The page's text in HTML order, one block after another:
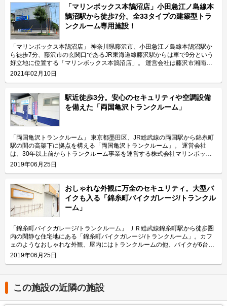
設運営でお客様目線のサポートを提供している会社です。 今回は、株式会
社マリンボックスが運営している「マリンボックスガレージ一之宮5丁目
店」の特長や利用用途などをご紹介致します。 「マリンボックスガレージ
一之宮5丁目店」の特長を教えてください。 「マリンボックスガレージ一之
宮5丁目店」は、電源付きで大型のガレージタイプの収納スペースがあるの
が特長です。 周辺地域は首都高速のインターチェンジがあり、主要地方道
である神奈川県道44号伊勢原藤沢線や神奈川県道47号藤沢平塚線も通って
おり、車社会が形成されています。 「マリンボックスガレージ一之宮5丁目
店」の庫内には電源が付いているため、コンプレッサーなどを用いて車の掃
除ができます。敷地内には水洗トイレも設置されておりますので、作業時間
が長くなってしまった場合などでも便利にご利用頂けます。 主にどんな方
がご利用されているのでしょうか？ 「マリンボックスガレージ一之宮5丁目
店」は高速道路に近いこともあり、建築業者など車での移動が必要な法人の
お客様に多くご利用頂いております。また、「マリンボックスガレージ一之
宮5丁目店」には庫内に電源が付いていて、入口にセコムの防犯カメラを設
置しておりますので、寒川町一之宮や寒川町岡田エリアにお住いのファミリ
ー層のお客様にも駐車場代わりにご利用頂いております。 セキュリティや
安全面について教えてください。 「マリンボックスガレージ一之宮5丁目
店」では、安心して車やバイクなどを収納頂けるように、施設入口にはセコ
ムの防犯カメラを設置し、各庫内にも専用鍵を設置しています。また、庫内
照明と場内照明も設置しており、夜間でも明るく安心してご利用頂けます。
さらに電源付きの庫内で快適に作業を行って頂けるよう、換気扇も設置して
おります。尚、手洗い水道や水洗トイレも設置するなど、お客様により快適
にご利用頂けるよう工夫しています。庫内から直接荷物を搬入できるよう車
付のしやすい敷地ですので、建築業者さんなどの荷物の運搬が必要なお客様
にも便利にご活用頂けます。 費用や契約について教えてください。 「マリ
ンボックスガレージ一之宮5丁目店」の収納スペースは全部で4種類あり、
込）まで幅広くご用意しています。初期費用として契約事務手数料（月額賃
料の1ヶ月分）が掛かります。その他費用として月々の管理費と保証委託料
（月額1,350円（税込））が掛かります。見学の希望や詳細のお問い合わせ
につきましては、LIFULLトランクルームから電話やメールにてご連絡頂け
ます。 編集後記 コンテナの広さもさることながら天井高も特徴的な「マリ
ゲットにしているというお話も聞くことができた。また、そのターゲットに
「マリンボックス本鵠沼店」小田急江ノ島線本
鵠沼駅から徒歩7分。全33タイプの建築型トラ
ンクルーム専用施設！
「マリンボックス本鵠沼店」 神奈川県藤沢市、小田急江ノ島線本鵠沼駅か
ら徒歩7分、藤沢市の玄関口であるJR東海道線藤沢駅からは車で9分という
好立地に位置する「マリンボックス本鵠沼店」。 運営会社は藤沢市湘南台
に本社を構え、湘南エリアを中心に全国でトランクルームを運営する株式会
社マリンボックス。「マリンボックス本鵠沼店」は建築型トランクルーム専
今回は、株式会社マリンボックスが運営している「マリンボックス本鵠沼
店」の特長や利用用途などをご紹介致します。 「マリンボックス本鵠沼
店」の特長を教えてください。 2階建てのトランクルーム専用施設「マリン
ボックス本鵠沼店」には、施設利用者様専用の駐車場があります。また、1
階のガレージタイプのお部屋であれば車で横づけが可能ですので、荷物の出
し入れも簡単に行って頂けます。2階に収納される場合には、お荷物の搬入
サービスもご利用可能ですのでご高齢の方や女性などでも気軽にご利用頂け
ます。また、部屋には棚板とハンガーパイプを設置しておりますので、お客
様のニーズに合わせてご活用ください。 主にどんな方がご利用されている
のでしょうか？ 本鵠沼駅周辺に広がっている住宅街にお住いの方々から多
くご利用いただいております。季節物の洋服や布団、家具家電などの保管場
所としてご利用頂いているケースが目立ちます。周辺に点在している病院ス
タッフによる書類管理などの用途もございます。また、目の前の道を南下す
るとすぐに江の島の海に到着する立地ですので、サーフボードやウェットス
ーツなどのレジャー用品の収納にもお役立ていただいております。 セキュ
リティや安全面について教えてください。 「マリンボックス本鵠沼店」で
は、お客様の大切な荷物を責任をもってお預かりするために、警備保障会社
と契約しております。また、24時間安全・快適に荷物の収納をして頂ける
よう各部屋に専用錠を取り付けていて、入口にもセコムのカードキーを設置
しています。また、施設内には防犯カメラがあり、録画も行っておりますの
で、より安心してご利用頂けます。安全面だけでなく、荷物をお預かりする
環境にも気を配っており、通年温度管理ができる空調設備のほか、湿度管理
の為の換気設備を導入しておりますので、ウェットスーツから衣類や布団、
木製の製品まで様々な物をお預かり頂けます。 費用や契約について教えて
ください。 ご利用金額の価格帯は月額3,660円~40,530円（税込）で、広さ
2021年02月10日
駅近徒歩3分。安心のセキュリティや空調設備
を備えた「両国亀沢トランクルーム」
「両国亀沢トランクルーム」 東京都墨田区、JR総武線の両国駅から錦糸町
駅の間の高架下に拠点を構える「両国亀沢トランクルーム」。 運営会社
は、30年以上前からトランクルーム事業を運営する株式会社マリンボック
ス。湘南エリアに本社を構えているため、トランクルームも海を思わせるマ
リンブルーに統一されており、0.52帖～3.65帖の48の部屋を用意していま
向、会社の想いなどをご紹介します。 両国亀沢トランクルームの特徴を教
えてください。 セキュリティ面も万全で、駅から徒歩3分かつ高架下なので
頑丈な作りのトランクルームです。最新設備を導入するなど安全面は特に気
を使っています。 隣はコンビニエンスストアなので場所がわかりやすく、
自転車置き場も隣にあります。駐車場はありませんが、トランクルームの前
に車を横付けし、荷物を下ろしたらそのまま直進できるため、荷物の出し入
れには便利な立地です。お部屋サイズは、0.52帖～3.65帖の34種類、48の
お部屋をご用意し幅広い用途にご利用いただけます。 主にどんな方がご利
用されているのでしょうか？ 近隣の住宅にお住いの個人の方がメインユー
ザーになります。両国駅周辺は飲食店などが立ち並んでいますが、少し路地
を入れば一般のご家庭やマンションも多くあるため、ご家族や一人暮らしの
方も利用されています。用途としては、主に家財や季節によって変わる衣類
を保管する場所としてご利用されている方が多い傾向で、一番大きい3.65帖
タイプには机や椅子など大型の荷物も入れることができます。 セキュリテ
ィや安全面について教えてください。 マリンボックスが提供するトランク
2019年06月25日
おしゃれな外観に万全のセキュリティ。大型バ
イクも入る「錦糸町バイクガレージ/トランクル
ーム」
「錦糸町バイクガレージ/トランクルーム」 ＪＲ総武線錦糸町駅から徒歩圏
内の閑静な住宅地にある「錦糸町バイクガレージ/トランクルーム」。カフ
ェのようなおしゃれな外観、屋内にはトランクルームの他、バイクが6台入
るスペースがあり、大切なバイクを安心して保管することができます。 運
営会社は、30年以上前からトランクルーム事業を運営する株式会社マリン
万全のセキュリティを備えており、お客様に寄り添った親切なサポートをし
ているのも同社の特徴です。 今回は、そんな「錦糸町バイクガレージ/トラ
ンクルーム」の利用ユーザーや用途の傾向、会社の想いなども合わせてご紹
介します。 錦糸町バイクガレージ/トランクルームの特徴を教えてくださ
2019年06月25日
この施設の近隣の施設